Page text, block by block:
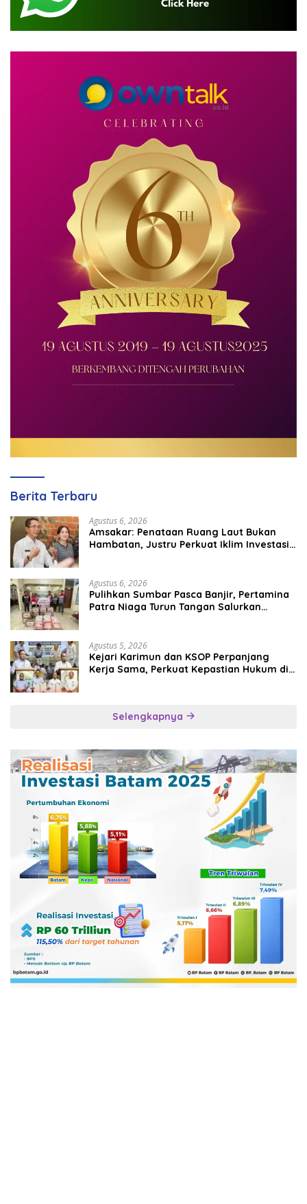
Berita Terbaru
Agustus 6, 2026
Amsakar: Penataan Ruang Laut Bukan
Hambatan, Justru Perkuat Iklim Investasi
Agustus 6, 2026
Pulihkan Sumbar Pasca Banjir, Pertamina
Patra Niaga Turun Tangan Salurkan
Agustus 5, 2026
Kejari Karimun dan KSOP Perpanjang
Kerja Sama, Perkuat Kepastian Hukum di
Selengkapnya